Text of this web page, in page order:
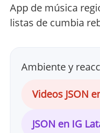
App de música
listas de cumbia
Ambiente y
Videos JSON
JSON en IG